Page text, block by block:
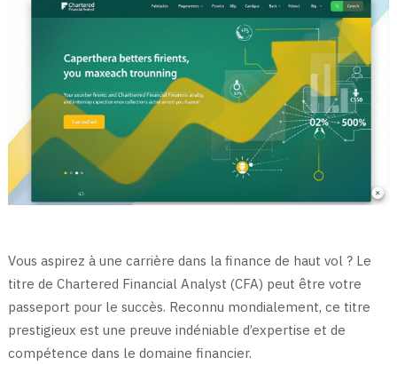
Vous aspirez à une carrière dans la finance de haut vol ? Le
titre de Chartered Financial Analyst (CFA) peut être votre
passeport pour le succès. Reconnu mondialement, ce titre
prestigieux est une preuve indéniable d’expertise et de
compétence dans le domaine financier.